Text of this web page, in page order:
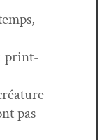
print­
pas